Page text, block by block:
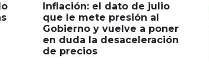
Inflación: el dato de julio
que le mete presión al
Gobierno y vuelve a poner
en duda la desaceleración
de precios